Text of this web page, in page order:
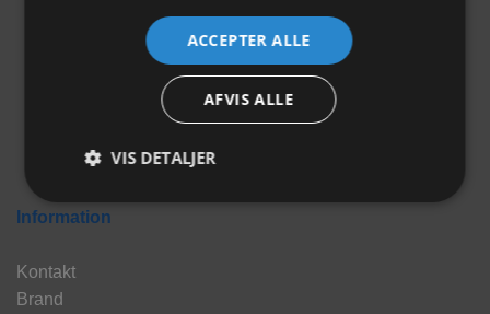
Information
Kontakt
Brand
ACCEPTER ALLE
AFVIS ALLE
VIS DETALJER